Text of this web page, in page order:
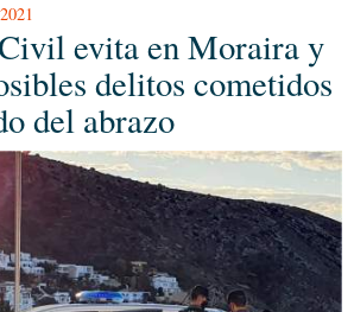
evita en Moraira y
delitos cometidos
del abrazo